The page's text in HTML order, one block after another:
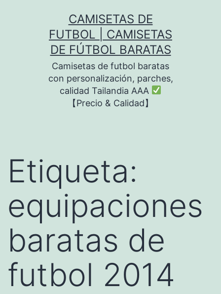
CAMISETAS DE
FUTBOL | CAMISETAS
DE FÚTBOL BARATAS
Camisetas de futbol baratas
con personalización, parches,
calidad Tailandia AAA
【Precio & Calidad】
Etiqueta:
equipaciones
baratas de
futbol 2014